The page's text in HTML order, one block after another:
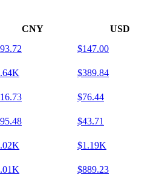
CNY USD
$147.00
$389.84
$76.44
$43.71
$1.19K
$889.23